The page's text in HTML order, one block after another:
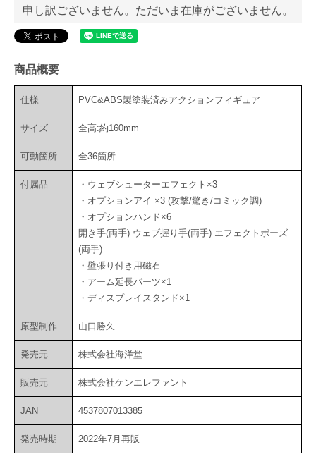
申し訳ございません。ただいま在庫がございません。
商品概要
仕様 PVC&ABS製塗装済みアクションフィギュア
サイズ 全高:約160mm
可動箇所 全36箇所
付属品
・ウェブシューターエフェクト×3
・オプションアイ ×3 (攻撃/驚き/コミック調)
・オプションハンド×6
開き手(両手) ウェブ握り手(両手) エフェクトポーズ
(両手)
・壁張り付き用磁石
・アーム延長パーツ×1
・ディスプレイスタンド×1
原型制作 山口勝久
発売元 株式会社海洋堂
販売元 株式会社ケンエレファント
JAN 4537807013385
発売時期 2022年7月再販